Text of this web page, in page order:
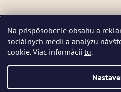
Na prispôsobenie obsahu a
sociálnych médií a analýzu
cookie. Viac informácií tu.
DŇA 5 a 6 AUGUSTA NEBUDEME
Letná prevádzka: Počas horúcich dní
Niektoré produkty sú počas leta dočasne
mohli pri preprave poškodiť. 📦 Prosíme,
Vytvoril Shoptet
Copyright 2026Kvitok.
nastavenie